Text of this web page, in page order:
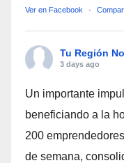
Ver en Facebook ·
Tu Región
3 days ago
Un importante
beneficiando a la
200
de semana,